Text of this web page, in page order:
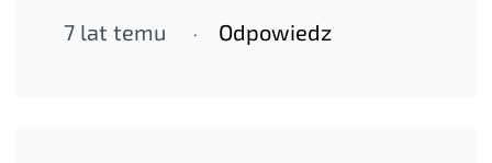
7 lat temu Odpowiedz